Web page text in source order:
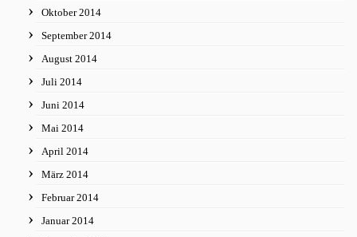
Oktober 2014
September 2014
August 2014
Juli 2014
Juni 2014
Mai 2014
April 2014
März 2014
Februar 2014
Januar 2014